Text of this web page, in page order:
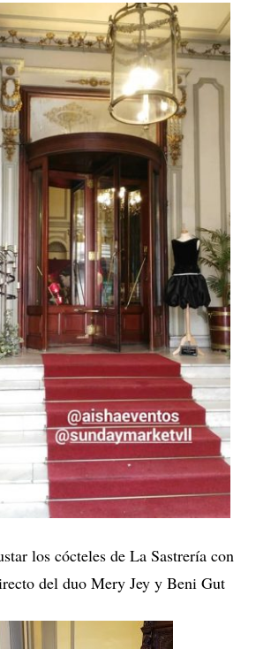
los cócteles de La Sastrería con
del duo Mery Jey y Beni Gut